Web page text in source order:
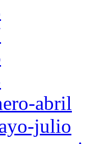
abril
julio